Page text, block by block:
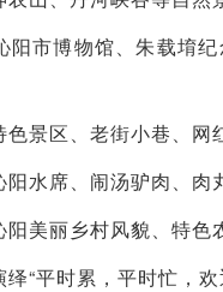
阳市博物馆、朱载堉
景区、老街小巷、
水席、闹汤驴肉、肉
美丽乡村风貌、特
“平时累，平时忙，